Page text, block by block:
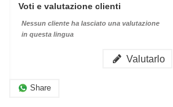
Voti e valutazione clienti
Nessun cliente ha lasciato una valutazione
in questa lingua
Valutarlo
Share